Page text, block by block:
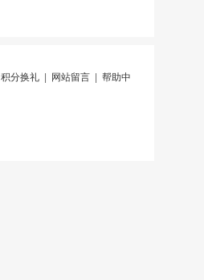
积分换礼| 网站留言| 帮助中